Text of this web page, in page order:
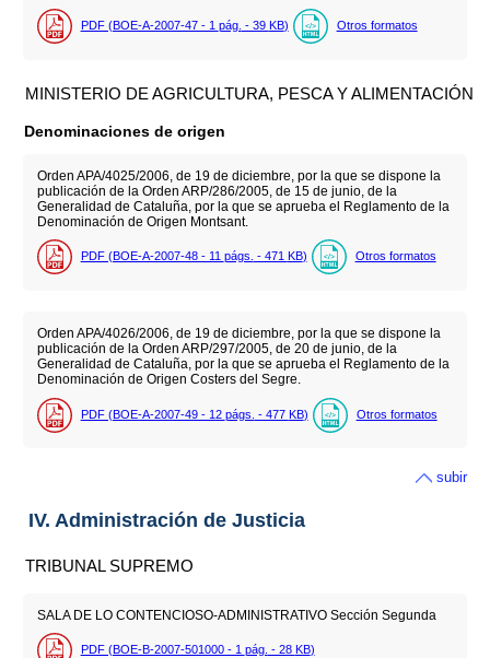
PDF (BOE-A-2007-47 - 1 pág. - 39 KB) Otros formatos
MINISTERIO DE AGRICULTURA, PESCA Y ALIMENTACIÓN
Denominaciones de origen
Orden APA/4025/2006, de 19 de diciembre, por la que se dispone la
publicación de la Orden ARP/286/2005, de 15 de junio, de la
Generalidad de Cataluña, por la que se aprueba el Reglamento de la
Denominación de Origen Montsant.
PDF (BOE-A-2007-48 - 11 págs. - 471 KB) Otros formatos
Orden APA/4026/2006, de 19 de diciembre, por la que se dispone la
publicación de la Orden ARP/297/2005, de 20 de junio, de la
Generalidad de Cataluña, por la que se aprueba el Reglamento de la
Denominación de Origen Costers del Segre.
PDF (BOE-A-2007-49 - 12 págs. - 477 KB) Otros formatos
subir
IV. Administración de Justicia
TRIBUNAL SUPREMO
SALA DE LO CONTENCIOSO-ADMINISTRATIVO Sección Segunda
PDF (BOE-B-2007-501000 - 1 pág. - 28 KB)